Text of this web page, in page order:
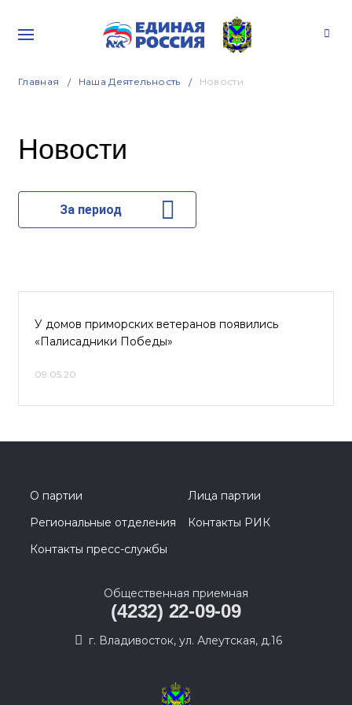
Главная Наша Деятельность Новости
Новости
За период
У домов приморских ветеранов появились
«Палисадники Победы»
09.05.20
О партии
Лица партии
Региональные отделения
Контакты РИК
Контакты пресс-службы
Общественная приемная
(4232) 22-09-09
г. Владивосток, ул. Алеутская, д.16